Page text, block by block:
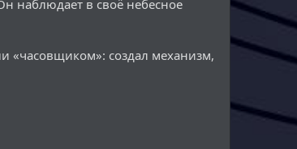
наблюдает в своё небесное
«часовщиком»: создал механизм,